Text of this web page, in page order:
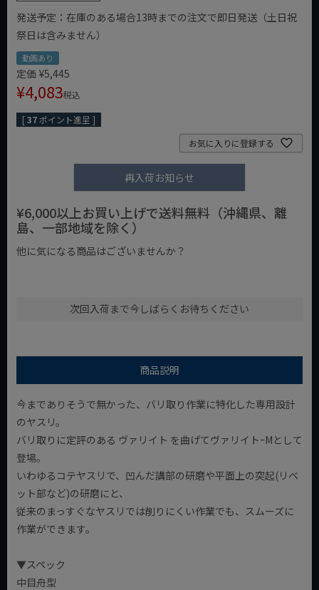
発送予定：在庫のある場合13時までの注文で即日発送（土日祝
祭日は含みません）
動画あり
定価 ¥5,445
¥4,083税込
[37ポイント進呈 ]
お気に入りに登録する
再入荷お知らせ
¥6,000以上お買い上げで送料無料（沖縄県、離
島、一部地域を除く）
他に気になる商品はございませんか？
次回入荷まで今しばらくお待ちください
商品説明
今までありそうで無かった、バリ取り作業に特化した専用設計
のヤスリ。
バリ取りに定評のある ヴァリイト を曲げてヴァリイトｰMとして
登場。
いわゆるコテヤスリで、凹んだ講部の研磨や平面上の突起(リベ
ット部など)の研磨にと、
従来のまっすぐなヤスリでは削りにくい作業でも、スムーズに
作業ができます。
▼スペック
中目舟型